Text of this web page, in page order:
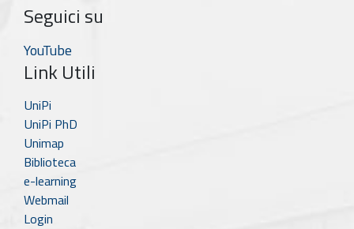
Seguici su
YouTube
Link Utili
UniPi
UniPi PhD
Unimap
Biblioteca
e-learning
Webmail
Login